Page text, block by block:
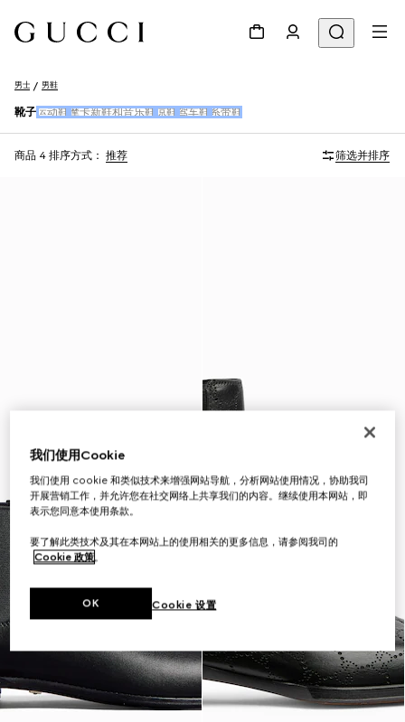
男士 男鞋
靴子 运动鞋 摩卡新鞋和音乐鞋 凉鞋 驾车鞋 系带鞋
商品 4 排序方式： 推荐 筛选并排序
我们使用Cookie
我们使用 cookie 和类似技术来增强网站导航，分析网站使用情况，协助我司
开展营销工作，并允许您在社交网络上共享我们的内容。继续使用本网站，即
表示您同意本使用条款。
要了解此类技术及其在本网站上的使用相关的更多信息，请参阅我司的
Cookie 政策。
Cookie 设置
OK